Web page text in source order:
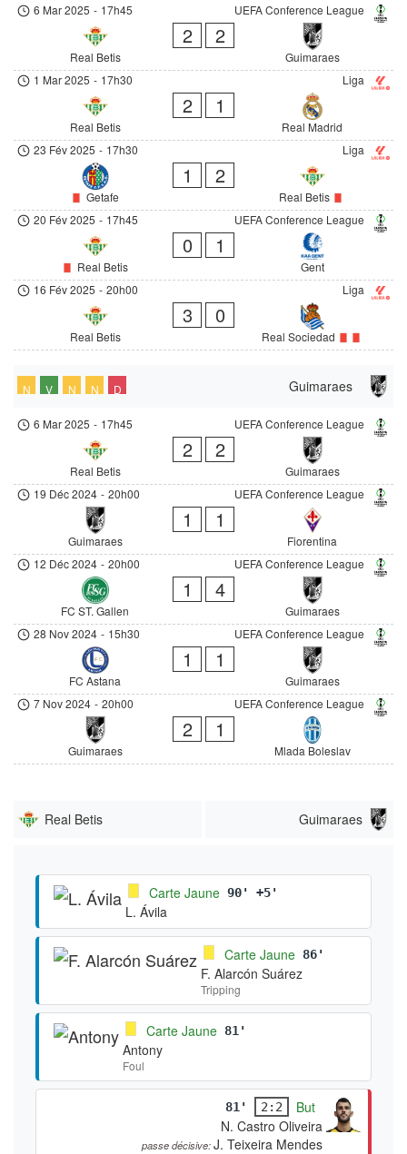
UEFA Conference League
6 Mar 2025 - 17h45
Real Betis
2 2
Guimaraes
Liga
1 Mar 2025 - 17h30
Real Betis
2 1
Real Madrid
Liga
23 Fév 2025 - 17h30
Getafe
1 2
Real Betis
UEFA Conference League
20 Fév 2025 - 17h45
Real Betis
0 1
Gent
Liga
16 Fév 2025 - 20h00
Real Betis
3 0
Real Sociedad
Guimaraes
N V N N D
UEFA Conference League
6 Mar 2025 - 17h45
Real Betis
2 2
Guimaraes
UEFA Conference League
19 Déc 2024 - 20h00
Guimaraes
1 1
Fiorentina
UEFA Conference League
12 Déc 2024 - 20h00
FC ST. Gallen
1 4
Guimaraes
UEFA Conference League
28 Nov 2024 - 15h30
FC Astana
1 1
Guimaraes
UEFA Conference League
7 Nov 2024 - 20h00
Guimaraes
2 1
Mlada Boleslav
Real Betis Guimaraes
Carte Jaune 90' +5'
L. Ávila
Carte Jaune 86'
F. Alarcón Suárez
Tripping
Carte Jaune 81'
Antony
Foul
81' 2:2
But
N. Castro Oliveira
passe décisive:J. Teixeira Mendes